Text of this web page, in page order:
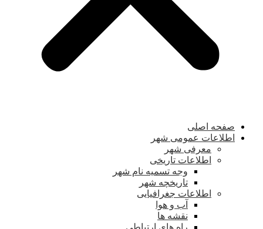
صفحه اصلی
اطلاعات عمومی شهر
معرفی شهر
اطلاعات تاریخی
وجه تسمیه نام شهر
تاریخچه شهر
اطلاعات جغرافیایی
آب و هوا
نقشه ها
راه های ارتباطی